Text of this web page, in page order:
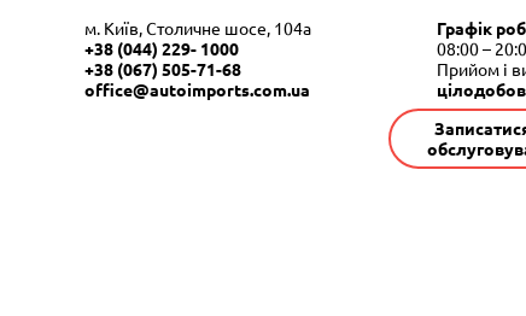
м. Київ, Столичне шосе, 104а
+38 (044) 229- 1000
+38 (067) 505-71-68
office@autoimports.com.ua
Графік
08:00 –
Прийом і